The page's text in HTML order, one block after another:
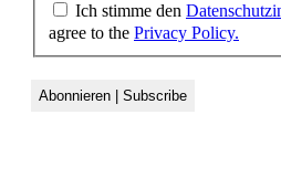
Ich stimme den
agree to the Privacy Policy.